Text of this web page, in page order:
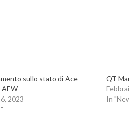
sullo stato di Ace
AEW
2023
QT
In